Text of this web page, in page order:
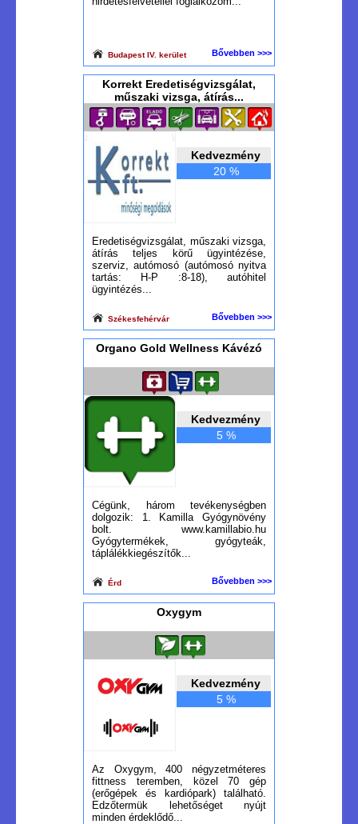
Budapest IV. kerület Bővebben >>>
Korrekt Eredetiségvizsgálat,
műszaki vizsga, átírás...
Kedvezmény
20 %
Eredetiségvizsgálat, műszaki vizsga,
átírás teljes körű ügyintézése,
szerviz, autómosó (autómosó nyitva
tartás: H-P :8-18), autóhitel
ügyintézés...
Székesfehérvár Bővebben >>>
Organo Gold Wellness Kávézó
Kedvezmény
5 %
Cégünk, három tevékenységben
dolgozik: 1. Kamilla Gyógynövény
bolt. www.kamillabio.hu
Gyógytermékek, gyógyteák,
táplálékkiegészítők...
Érd Bővebben >>>
Oxygym
Kedvezmény
5 %
Az Oxygym, 400 négyzetméteres
fittness teremben, közel 70 gép
(erőgépek és kardiópark) található.
Edzőtermük lehetőséget nyújt
minden érdeklődő...